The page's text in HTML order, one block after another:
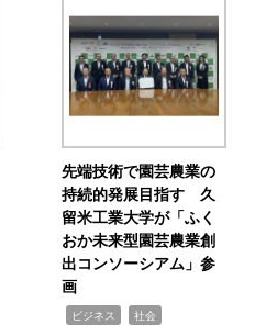
先端技術で園芸農業の
持続的発展目指す 久
留米工業大学が「ふく
おか未来型園芸農業創
出コンソーシアム」参
画
ビジネス 社会